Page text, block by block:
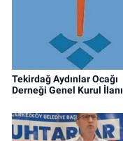
Tekirdağ Aydınlar Ocağı
Derneği Genel Kurul İlanı